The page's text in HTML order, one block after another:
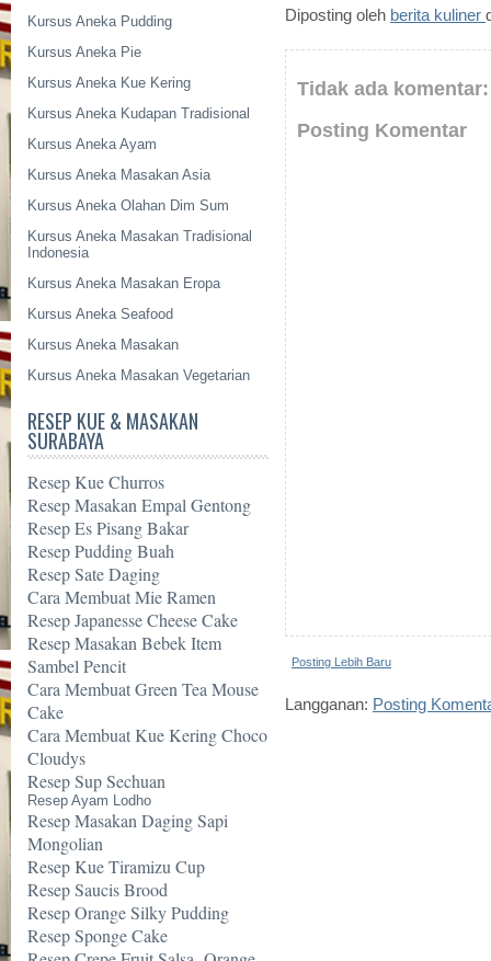
Kursus Aneka Pudding
Kursus Aneka Pie
Kursus Aneka Kue Kering
Kursus Aneka Kudapan Tradisional
Kursus Aneka Ayam
Kursus Aneka Masakan Asia
Kursus Aneka Olahan Dim Sum
Kursus Aneka Masakan Tradisional
Indonesia
Kursus Aneka Masakan Eropa
Kursus Aneka Seafood
Kursus Aneka Masakan
Kursus Aneka Masakan Vegetarian
RESEP KUE & MASAKAN
SURABAYA
Resep Kue Churros
Resep Masakan Empal Gentong
Resep Es Pisang Bakar
Resep Pudding Buah
Resep Sate Daging
Cara Membuat Mie Ramen
Resep Japanesse Cheese Cake
Resep Masakan Bebek Item
Sambel Pencit
Cara Membuat Green Tea Mouse
Cake
Cara Membuat Kue Kering Choco
Cloudys
Resep Sup Sechuan
Resep Ayam Lodho
Resep Masakan Daging Sapi
Mongolian
Resep Kue Tiramizu Cup
Resep Saucis Brood
Resep Orange Silky Pudding
Resep Sponge Cake
Diposting oleh berita kuliner
Tidak ada komentar:
Posting Komentar
Posting Lebih Baru
Langganan: Posting